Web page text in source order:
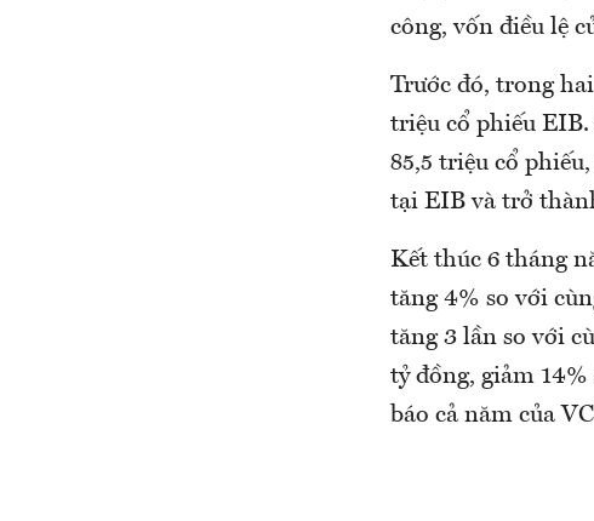
công, vốn điều lệ
Trước đó, trong
triệu cổ phiếu
85,5 triệu cổ
tại EIB và trở
Kết thúc 6 tháng
tăng 4% so với
tăng 3 lần so với
tỷ đồng, giảm
báo cả năm của